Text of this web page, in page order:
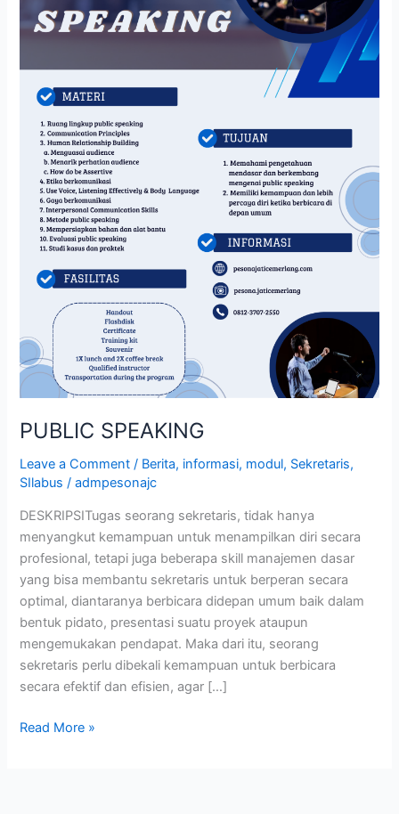
PUBLIC SPEAKING
Leave a Comment / Berita, informasi, modul, Sekretaris,
SIlabus /admpesonajc
DESKRIPSITugas seorang sekretaris, tidak hanya
menyangkut kemampuan untuk menampilkan diri secara
profesional, tetapi juga beberapa skill manajemen dasar
yang bisa membantu sekretaris untuk berperan secara
optimal, diantaranya berbicara didepan umum baik dalam
bentuk pidato, presentasi suatu proyek ataupun
mengemukakan pendapat. Maka dari itu, seorang
sekretaris perlu dibekali kemampuan untuk berbicara
secara efektif dan efisien, agar […]
Read More »